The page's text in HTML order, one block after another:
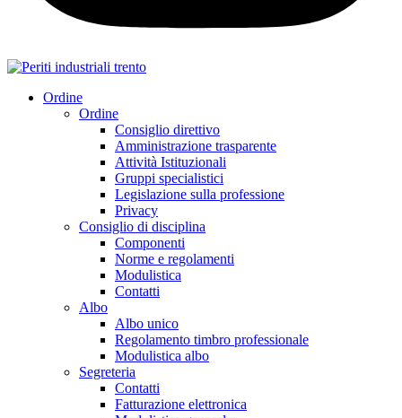
Ordine
Ordine
Consiglio direttivo
Amministrazione trasparente
Attività Istituzionali
Gruppi specialistici
Legislazione sulla professione
Privacy
Consiglio di disciplina
Componenti
Norme e regolamenti
Modulistica
Contatti
Albo
Albo unico
Regolamento timbro professionale
Modulistica albo
Segreteria
Contatti
Fatturazione elettronica